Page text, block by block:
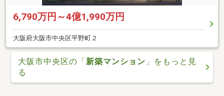
6,790万円～4億1,990万円
大阪府大阪市中央区平野町２
大阪市中央区の「新築マンション 」をもっと見
る